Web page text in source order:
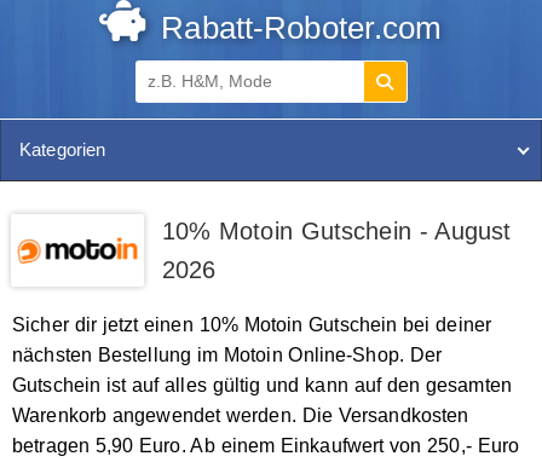
Rabatt-Roboter.com
Kategorien
10% Motoin Gutschein - August
2026
Sicher dir jetzt einen 10% Motoin Gutschein bei deiner
nächsten Bestellung im Motoin Online-Shop. Der
Gutschein ist auf alles gültig und kann auf den gesamten
Warenkorb angewendet werden. Die Versandkosten
betragen 5,90 Euro. Ab einem Einkaufwert von 250,- Euro